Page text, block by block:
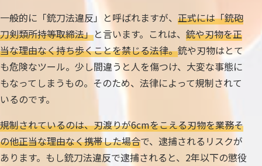
一般的に「銃刀法違反」と呼ばれますが、 正式には「銃砲
刀剣類所持等取締法」と言います。これは、 銃や刃物を正
当な理由なく持ち歩くことを禁じる法律。銃や刃物はとて
も危険なツール。少し間違うと人を傷つけ、大変な事態に
もなってしまうもの。そのため、法律によって規制されて
いるのです。
規制されているのは、刃渡りが6cmをこえる刃物を業務そ
の他正当な理由なく携帯した場合で、逮捕されるリスクが
あります。もし銃刀法違反で逮捕されると、2年以下の懲役